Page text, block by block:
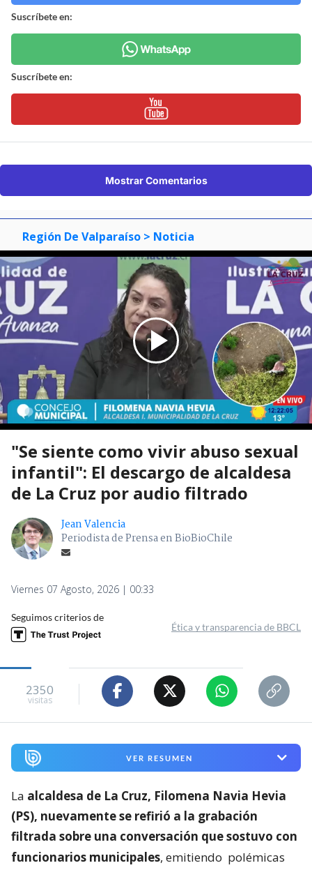
Suscríbete en:
Suscríbete en:
Mostrar Comentarios
Región De Valparaíso > Noticia
"Se siente como vivir abuso sexual
infantil": El descargo de alcaldesa
de La Cruz por audio filtrado
Jean Valencia
Periodista de Prensa en BioBioChile
Viernes 07 Agosto, 2026 | 00:33
Seguimos criterios de
Ética y transparencia de BBCL
2350
visitas
VER RESUMEN
La alcaldesa de La Cruz, Filomena Navia Hevia
(PS), nuevamente se refirió a la grabación
filtrada sobre una conversación que sostuvo con
funcionarios municipales, emitiendo polémicas